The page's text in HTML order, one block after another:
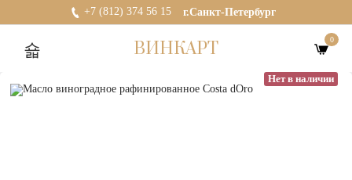
+7 (812) 374 56 15 г.Санкт-Петербург
ВИНКАРТ 0
Нет в наличии